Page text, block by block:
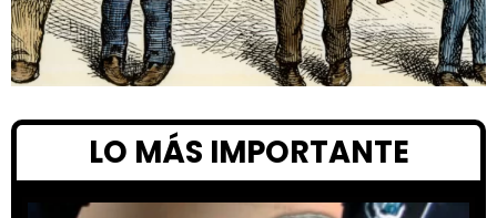
LO MÁS IMPORTANTE